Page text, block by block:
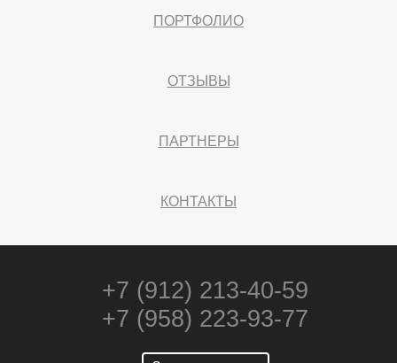
ПОРТФОЛИО
ОТЗЫВЫ
ПАРТНЕРЫ
КОНТАКТЫ
+7 (912) 213-40-59
+7 (958) 223-93-77